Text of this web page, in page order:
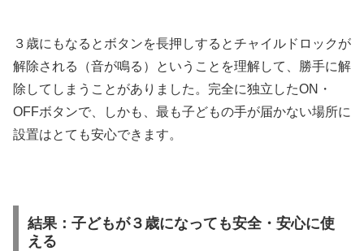
３歳にもなるとボタンを長押しするとチャイルドロックが
解除される（音が鳴る）ということを理解して、勝手に解
除してしまうことがありました。完全に独立したON・
OFFボタンで、しかも、最も子どもの手が届かない場所に
設置はとても安心できます。
結果：子どもが３歳になっても安全・安心に使
える